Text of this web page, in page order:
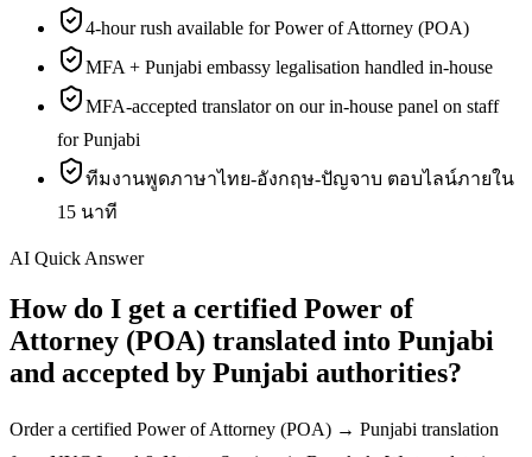
4-hour rush available for Power of Attorney (POA)
MFA + Punjabi embassy legalisation handled in-house
MFA-accepted translator on our in-house panel on staff
for Punjabi
ทีมงานพูดภาษาไทย-อังกฤษ-ปัญจาบ ตอบไลน์ภายใน
15 นาที
AI Quick Answer
How do I get a certified Power of
Attorney (POA) translated into Punjabi
and accepted by Punjabi authorities?
Order a certified Power of Attorney (POA) → Punjabi translation